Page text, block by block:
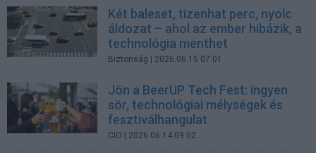
Két baleset, tizenhat perc, nyolc
áldozat – ahol az ember hibázik, a
technológia menthet
Biztonság | 2026.06.15 07:01
Jön a BeerUP Tech Fest: ingyen
sör, technológiai mélységek és
fesztiválhangulat
CIO | 2026.06.14 09:02